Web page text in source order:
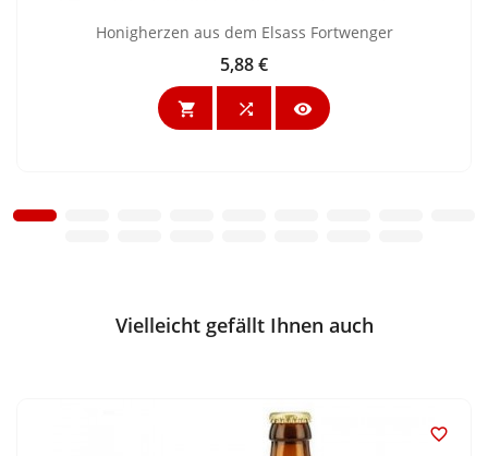
Honigherzen aus dem Elsass Fortwenger
Preis
5,88 €
  
Vielleicht gefällt Ihnen auch
